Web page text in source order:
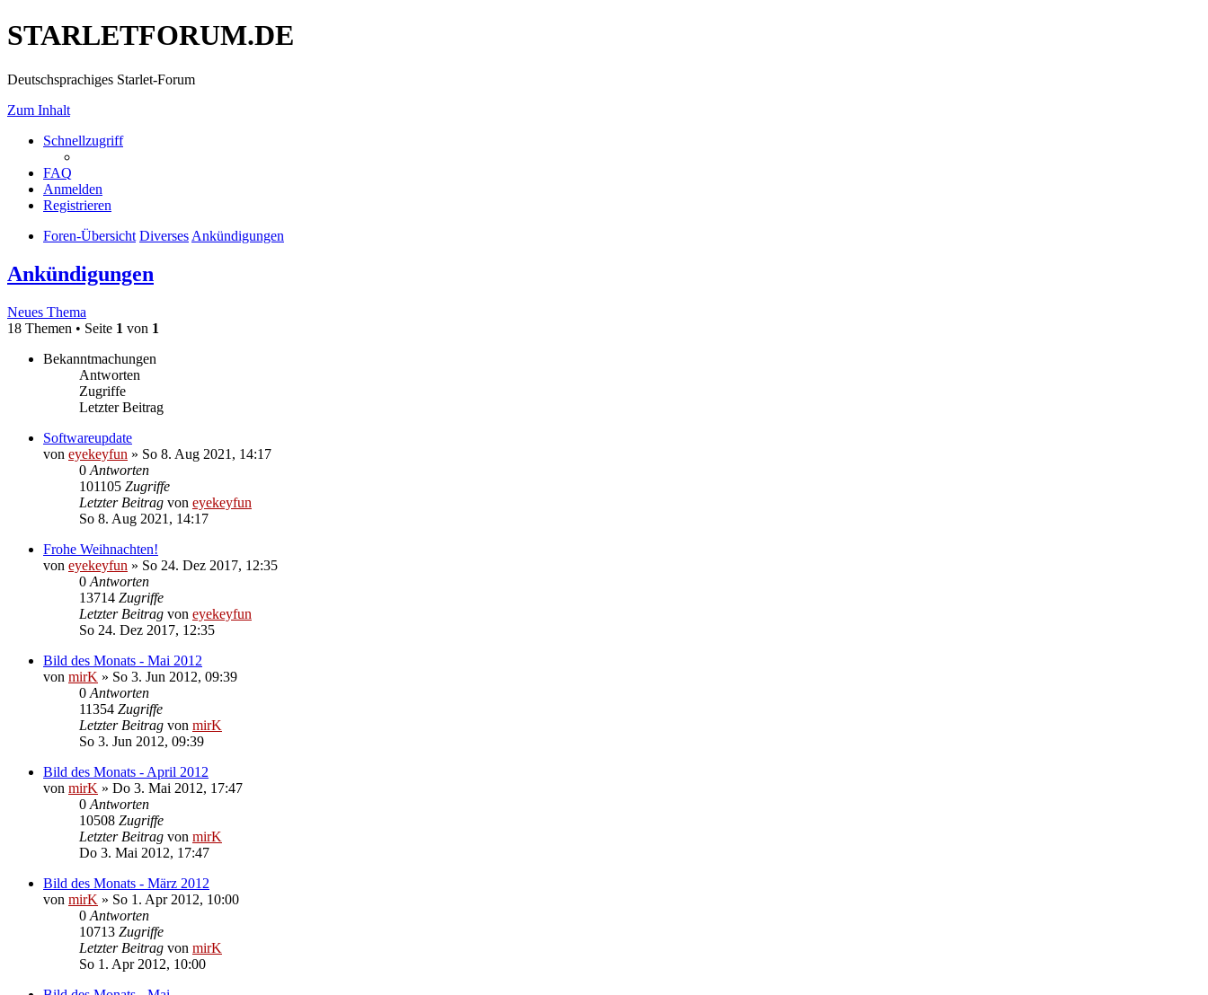
STARLETFORUM.DE
Deutschsprachiges Starlet-Forum
Zum Inhalt
Schnellzugriff
FAQ
Anmelden
Registrieren
Foren-Übersicht Diverses Ankündigungen
Ankündigungen
Neues Thema
18 Themen • Seite 1 von 1
Bekanntmachungen
Antworten
Zugriffe
Letzter Beitrag
Softwareupdate
von eyekeyfun » So 8. Aug 2021, 14:17
0 Antworten
101105 Zugriffe
Letzter Beitrag von eyekeyfun
So 8. Aug 2021, 14:17
Frohe Weihnachten!
von eyekeyfun » So 24. Dez 2017, 12:35
0 Antworten
13714 Zugriffe
Letzter Beitrag von eyekeyfun
So 24. Dez 2017, 12:35
Bild des Monats - Mai 2012
von mirK » So 3. Jun 2012, 09:39
0 Antworten
11354 Zugriffe
Letzter Beitrag von mirK
So 3. Jun 2012, 09:39
Bild des Monats - April 2012
von mirK » Do 3. Mai 2012, 17:47
0 Antworten
10508 Zugriffe
Letzter Beitrag von mirK
Do 3. Mai 2012, 17:47
Bild des Monats - März 2012
von mirK » So 1. Apr 2012, 10:00
0 Antworten
10713 Zugriffe
Letzter Beitrag von mirK
So 1. Apr 2012, 10:00